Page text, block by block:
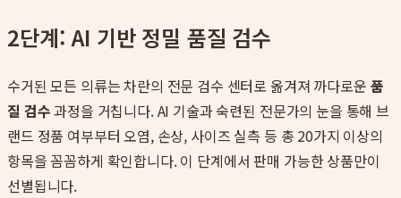
2단계: AI 기반 정밀 품질 검수
수거된 모든 의류는 차란의 전문 검수 센터로 옮겨져 까다로운 품
질 검수과정을 거칩니다. AI 기술과 숙련된 전문가의 눈을 통해 브
랜드 정품 여부부터 오염, 손상, 사이즈 실측 등 총 20가지 이상의
항목을 꼼꼼하게 확인합니다. 이 단계에서 판매 가능한 상품만이
선별됩니다.